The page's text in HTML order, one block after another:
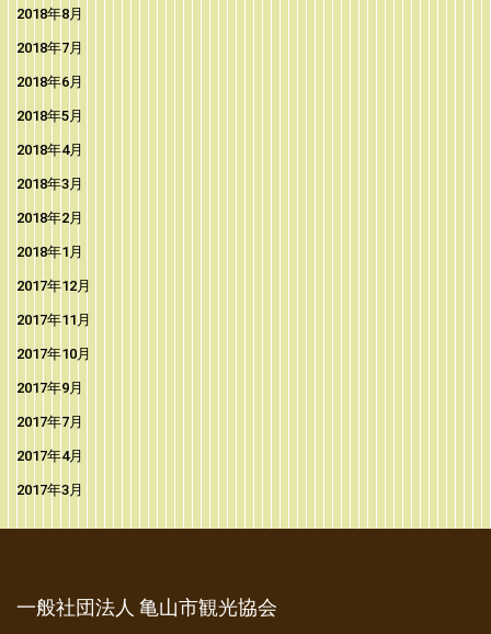
2018年8月
2018年7月
2018年6月
2018年5月
2018年4月
2018年3月
2018年2月
2018年1月
2017年12月
2017年11月
2017年10月
2017年9月
2017年7月
2017年4月
2017年3月
一般社団法人 亀山市観光協会